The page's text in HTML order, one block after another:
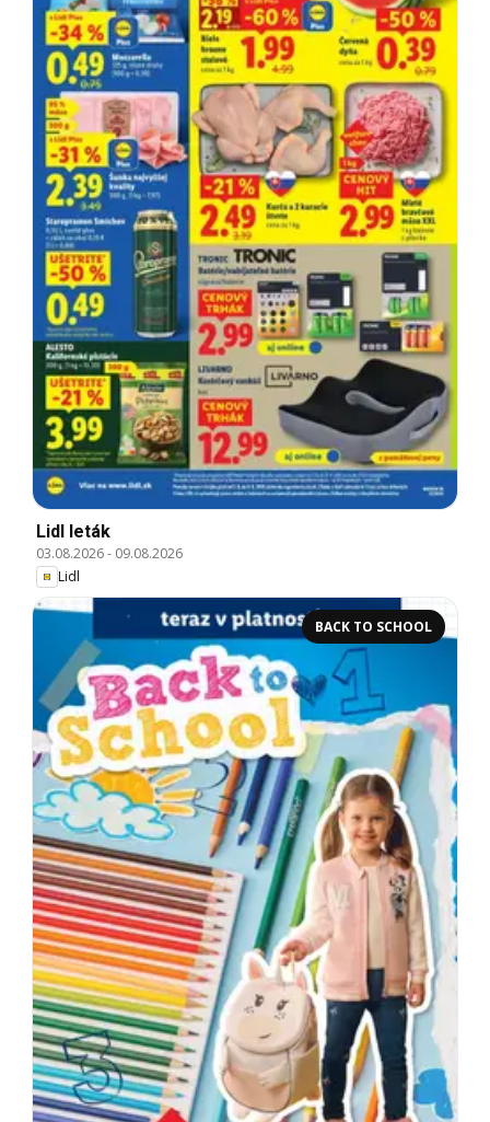
Lidl leták
03.08.2026- 09.08.2026
Lidl
BACK TO SCHOOL